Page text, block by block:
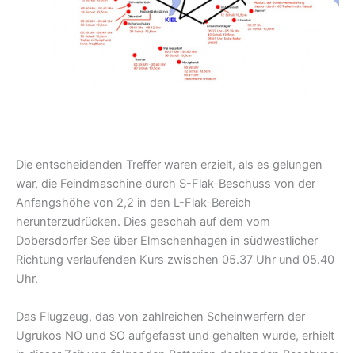
Die entscheidenden Treffer waren erzielt, als es gelungen
war, die Feindmaschine durch S-Flak-Beschuss von der
Anfangshöhe von 2,2 in den L-Flak-Bereich
herunterzudrücken. Dies geschah auf dem vom
Dobersdorfer See über Elmschenhagen in südwestlicher
Richtung verlaufenden Kurs zwischen 05.37 Uhr und 05.40
Uhr.
Das Flugzeug, das von zahlreichen Scheinwerfern der
Ugrukos NO und SO aufgefasst und gehalten wurde, erhielt